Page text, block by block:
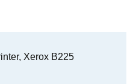
Xerox B225